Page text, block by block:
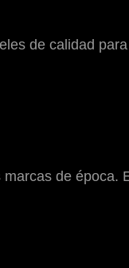
de calidad
de época.